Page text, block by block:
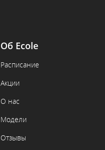
Об Ecole
Расписание
Акции
О нас
Модели
Отзывы